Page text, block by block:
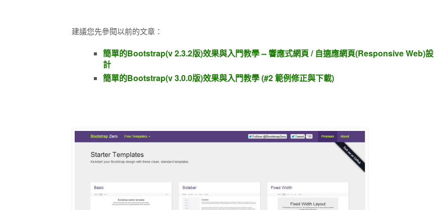
建議您先參閱以前的文章：
簡單的Bootstrap(v 2.3.2版)效果與入門教學 -- 響應式網頁 / 自適應網頁(Responsive Web)設
計
簡單的Bootstrap(v 3.0.0版)效果與入門教學 (#2 範例修正與下載)